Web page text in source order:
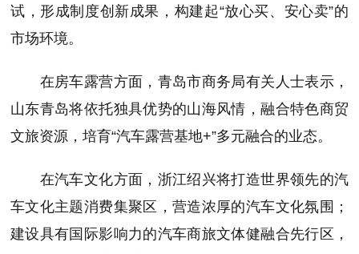
试，形成制度创新成果，构建起“放心买、安心卖”的
市场环境。
在房车露营方面，青岛市商务局有关人士表示，
山东青岛将依托独具优势的山海风情，融合特色商贸
文旅资源，培育“汽车露营基地+”多元融合的业态。
在汽车文化方面，浙江绍兴将打造世界领先的汽
车文化主题消费集聚区，营造浓厚的汽车文化氛围；
建设具有国际影响力的汽车商旅文体健融合先行区，